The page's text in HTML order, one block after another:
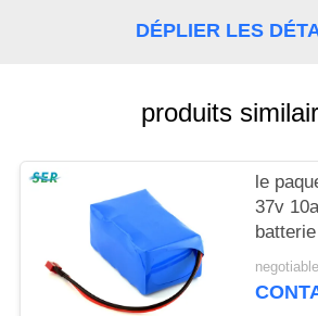
DU
SITE
PRIVACY
POLICY
DÉPLIER LES
produits
le
37v